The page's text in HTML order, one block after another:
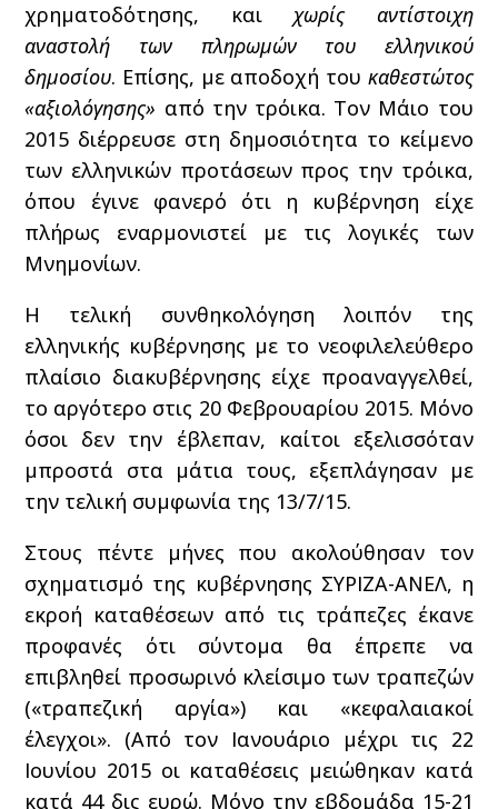
χρηματοδότησης, και χωρίς αντίστοιχη
αναστολή των πληρωμών του ελληνικού
δημοσίου. Επίσης, με αποδοχή του καθεστώτος
«αξιολόγησης» από την τρόικα. Τον Μάιο του
2015 διέρρευσε στη δημοσιότητα το κείμενο
των ελληνικών προτάσεων προς την τρόικα,
όπου έγινε φανερό ότι η κυβέρνηση είχε
πλήρως εναρμονιστεί με τις λογικές των
Μνημονίων.
Η τελική συνθηκολόγηση λοιπόν της
ελληνικής κυβέρνησης με το νεοφιλελεύθερο
πλαίσιο διακυβέρνησης είχε προαναγγελθεί,
το αργότερο στις 20 Φεβρουαρίου 2015. Μόνο
όσοι δεν την έβλεπαν, καίτοι εξελισσόταν
μπροστά στα μάτια τους, εξεπλάγησαν με
την τελική συμφωνία της 13/7/15.
Στους πέντε μήνες που ακολούθησαν τον
σχηματισμό της κυβέρνησης ΣΥΡΙΖΑ-ΑΝΕΛ, η
εκροή καταθέσεων από τις τράπεζες έκανε
προφανές ότι σύντομα θα έπρεπε να
επιβληθεί προσωρινό κλείσιμο των τραπεζών
(«τραπεζική αργία») και «κεφαλαιακοί
έλεγχοι». (Από τον Ιανουάριο μέχρι τις 22
Ιουνίου 2015 οι καταθέσεις μειώθηκαν κατά
κατά 44 δις ευρώ. Μόνο την εβδομάδα 15-21